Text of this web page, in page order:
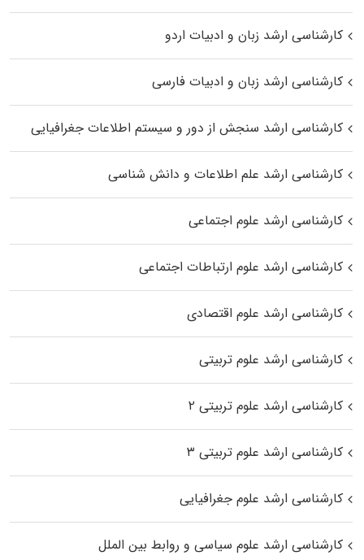
کارشناسی ارشد زبان و ادبیات اردو
کارشناسی ارشد زبان و ادبیات فارسی
کارشناسی ارشد سنجش از دور و سیستم اطلاعات جغرافیایی
کارشناسی ارشد علم اطلاعات و دانش شناسی
کارشناسی ارشد علوم اجتماعی
کارشناسی ارشد علوم ارتباطات اجتماعی
کارشناسی ارشد علوم اقتصادی
کارشناسی ارشد علوم تربیتی
کارشناسی ارشد علوم تربیتی ۲
کارشناسی ارشد علوم تربیتی ۳
کارشناسی ارشد علوم جغرافیایی
کارشناسی ارشد علوم سیاسی و روابط بین الملل